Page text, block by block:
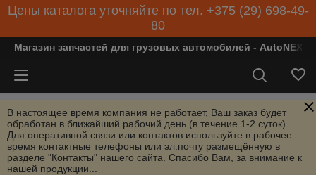
Цены каталога уточняйте по тел. +375 (29) 698-49-
80
Магазин запчастей для грузовых автомобилей - AutoNEXT
В настоящее время компания не работает, Ваш заказ будет
обработан в ближайший рабочий день (в течение 1-2 суток).
Для оперативной связи или контактов используйте в рабочее
время контактные телефоны или эл.почту размещённую в
разделе "Контакты" нашего сайта. Спасибо Вам, за внимание к
нашей продукции...